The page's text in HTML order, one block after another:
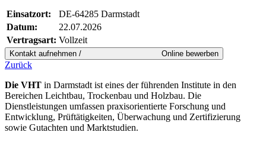
Einsatzort:
DE-64285 Darmstadt
Datum:
22.07.2026
Vertragsart: Vollzeit
Zurück
Die VHT in Darmstadt ist eines der führenden Institute in den
Bereichen Leichtbau, Trockenbau und Holzbau. Die
Dienstleistungen umfassen praxisorientierte Forschung und
Entwicklung, Prüftätigkeiten, Überwachung und Zertifizierung
sowie Gutachten und Marktstudien.